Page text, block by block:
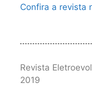
Confira a revista
Revista
2019